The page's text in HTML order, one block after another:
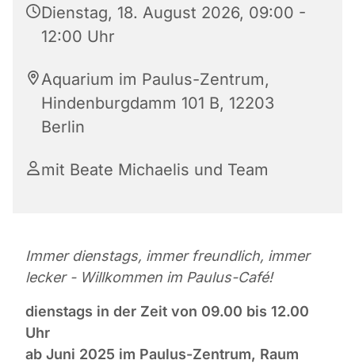
Dienstag, 18. August 2026, 09:00 -
12:00 Uhr
Aquarium im Paulus-Zentrum,
Hindenburgdamm 101 B, 12203
Berlin
mit Beate Michaelis und Team
Immer dienstags, immer freundlich, immer
lecker - Willkommen im Paulus-Café!
dienstags in der Zeit von 09.00 bis 12.00
Uhr
ab Juni 2025 im Paulus-Zentrum, Raum